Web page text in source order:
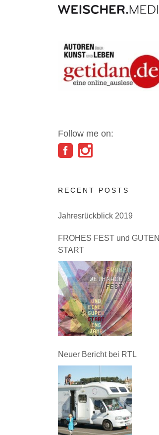
Follow me on:
RECENT POSTS
Jahresrückblick 2019
FROHES FEST und GUTEN
START
Neuer Bericht bei RTL